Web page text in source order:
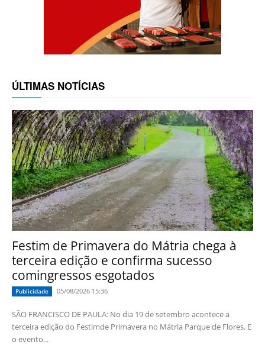
ÚLTIMAS NOTÍCIAS
Festim de Primavera do Mátria chega à
terceira edição e confirma sucesso
comingressos esgotados
Publicidade 05/08/2026 15:36
SÃO FRANCISCO DE PAULA: No dia 19 de setembro acontece a
terceira edição do Festimde Primavera no Mátria Parque de Flores. E
o evento...